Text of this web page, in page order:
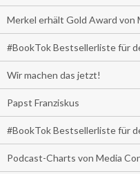
Merkel erhält Gold Award von
#BookTok Bestsellerliste für
Wir machen das jetzt!
Papst Franziskus
#BookTok Bestsellerliste für
Podcast-Charts von Media